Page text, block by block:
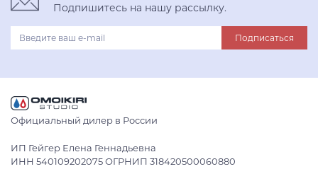
Подпишитесь на нашу рассылку.
Подписаться
Официальный дилер в России
ИП Гейгер Елена Геннадьевна
ИНН 540109202075 ОГРНИП 318420500060880